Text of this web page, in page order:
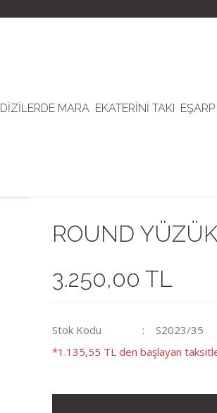
DİZİLERDE MARA EKATERİNİ TAKI EŞARP
ROUND YÜZÜK
3.250,00 TL
Stok Kodu
S2023/35
*1.135,55 TL den başlayan